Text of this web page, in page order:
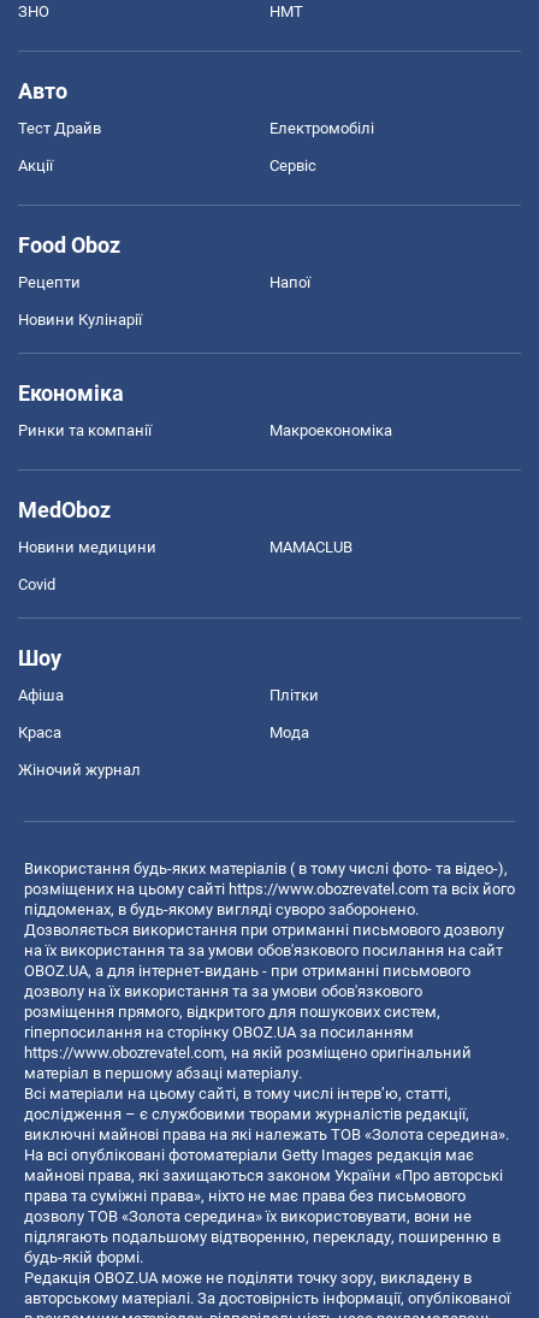
ЗНО НМТ
Авто
Тест Драйв Електромобілі
Акції Сервіс
Food Oboz
Рецепти Напої
Новини Кулінарії
Економіка
Ринки та компанії Макроекономіка
MedOboz
Новини медицини MAMACLUB
Covid
Шоу
Афіша Плітки
Краса Мода
Жіночий журнал
Використання будь-яких матеріалів ( в тому числі фото- та відео-),
розміщених на цьому сайті https://www.obozrevatel.com та всіх його
піддоменах, в будь-якому вигляді суворо заборонено.
Дозволяється використання при отриманні письмового дозволу
на їх використання та за умови обов'язкового посилання на сайт
OBOZ.UA, а для інтернет-видань - при отриманні письмового
дозволу на їх використання та за умови обов'язкового
розміщення прямого, відкритого для пошукових систем,
гіперпосилання на сторінку OBOZ.UA за посиланням
https://www.obozrevatel.com, на якій розміщено оригінальний
матеріал в першому абзаці матеріалу.
Всі матеріали на цьому сайті, в тому числі інтерв’ю, статті,
дослідження – є службовими творами журналістів редакції,
виключні майнові права на які належать ТОВ «Золота середина».
На всі опубліковані фотоматеріали Getty Images редакція має
майнові права, які захищаються законом України «Про авторські
права та суміжні права», ніхто не має права без письмового
дозволу ТОВ «Золота середина» їх використовувати, вони не
підлягають подальшому відтворенню, перекладу, поширенню в
будь-якій формі.
Редакція OBOZ.UA може не поділяти точку зору, викладену в
авторському матеріалі. За достовірність інформації, опублікованої